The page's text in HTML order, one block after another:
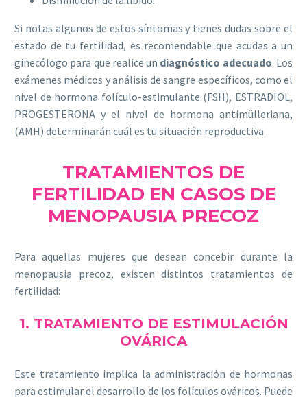
Si notas algunos de estos síntomas y tienes dudas sobre el
estado de tu fertilidad, es recomendable que acudas a un
ginecólogo para que realice un diagnóstico adecuado. Los
exámenes médicos y análisis de sangre específicos, como el
nivel de hormona folículo-estimulante (FSH), ESTRADIOL,
PROGESTERONA y el nivel de hormona antimülleriana,
(AMH) determinarán cuál es tu situación reproductiva.
TRATAMIENTOS DE
FERTILIDAD EN CASOS DE
MENOPAUSIA PRECOZ
Para aquellas mujeres que desean concebir durante la
menopausia precoz, existen distintos tratamientos de
fertilidad:
1. TRATAMIENTO DE ESTIMULACIÓN
OVÁRICA
Este tratamiento implica la administración de hormonas
para estimular el desarrollo de los folículos ováricos. Puede